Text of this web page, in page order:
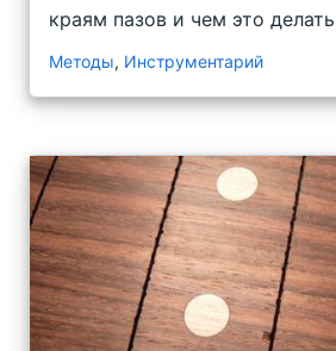
краям пазов и чем это делать
Методы, Инструментарий